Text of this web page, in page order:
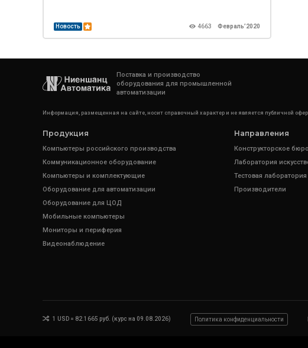
Новость 4663 Февраль’2020
Поставка и производство
оборудования для промышленной
автоматизации
Информация, размещенная на сайте, носит справочный характер и не является публичной
Продукция
Компьютеры российского производства
Коммуникационное оборудование
Компьютеры и комплектующие
Оборудование для автоматизации
Оборудование для ЦОД
Мобильные компьютеры
Мониторы и периферия
Видеонаблюдение
Направления
Конструкторское бюро
Лаборатория
Тестовая лаборатория
Производители
1 USD = 82.1665 руб. (курс на 09.08.2026) Политика конфиденциальности